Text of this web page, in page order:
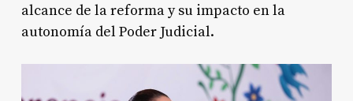
alcance de la reforma y su impacto en la
autonomía del Poder Judicial.